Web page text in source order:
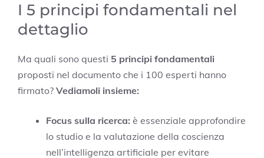
I 5 principi fondamentali nel
dettaglio
Ma quali sono questi 5 principi fondamentali
proposti nel documento che i 100 esperti hanno
firmato? Vediamoli insieme:
Focus sulla ricerca: è essenziale approfondire
lo studio e la valutazione della coscienza
nell’intelligenza artificiale per evitare